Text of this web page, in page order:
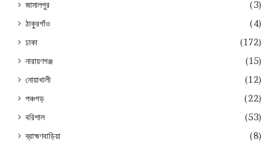
জামালপুর
(3)
ঠাকুরগাঁও
(4)
ঢাকা
(172)
নারায়ণগঞ্জ
(15)
নোয়াখালী
(12)
পঞ্চগড়
(22)
বরিশাল
(53)
ব্রাহ্মণবাড়িয়া
(8)